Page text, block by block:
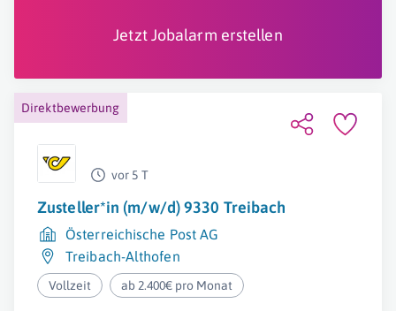
Jetzt Jobalarm erstellen
Direktbewerbung
vor 5 T
Zusteller*in (m/w/d) 9330 Treibach
Österreichische Post AG
Treibach-Althofen
Vollzeit ab 2.400€ pro Monat